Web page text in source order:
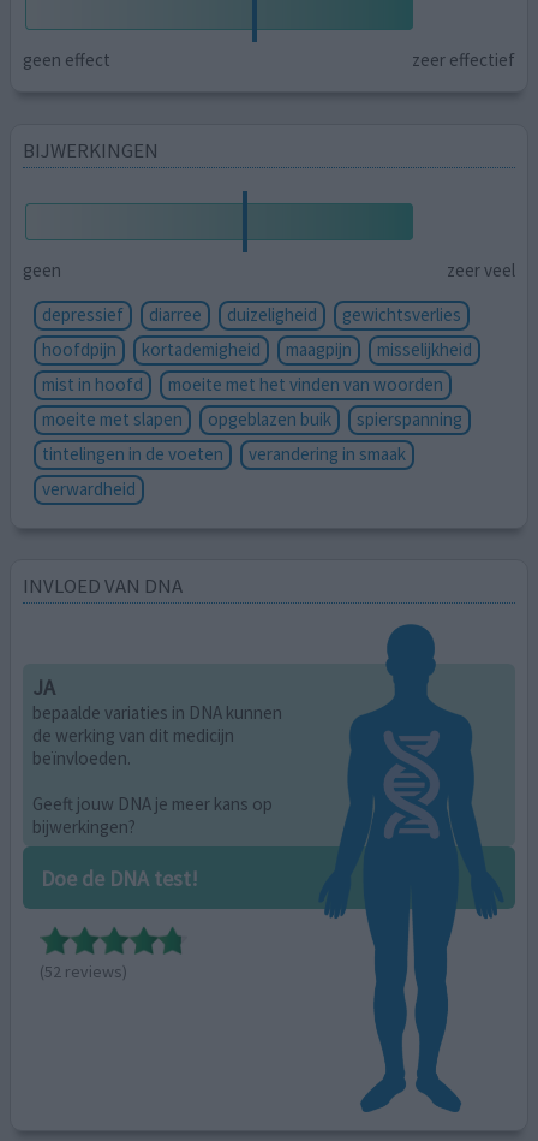
geen effect zeer effectief
BIJWERKINGEN
geen
zeer veel
depressief
diarree duizeligheid
gewichtsverlies
hoofdpijn
kortademigheid maagpijn
misselijkheid
mist in hoofd
moeite met het vinden van woorden
moeite met slapen
opgeblazen buik
spierspanning
tintelingen in de voeten
verandering in smaak
verwardheid
INVLOED VAN DNA
JA
bepaalde variaties in DNA kunnen
de werking van dit medicijn
beïnvloeden.
Geeft jouw DNA je meer kans op
bijwerkingen?
Doe de DNA test!
(52 reviews)